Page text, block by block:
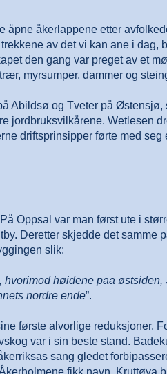
åpne åkerlappene etter
av det vi kan ane i dag,
den gang var preget av et
myrsumper, dammer og
Abildsø og Tveter på Østensjø,
jordbruksvilkårene. Wetlesen
driftsprinsipper førte med seg
Oppsal var man først ute i
Deretter skjedde det samme
slik:
høidene paa
nordre ende”.
første alvorlige reduksjoner.
var i sin beste stand.
sang gledet
fikk navn. Kruttøya